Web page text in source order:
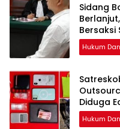
Sidang
Bersaksi
Hukum
Diduga
Hukum